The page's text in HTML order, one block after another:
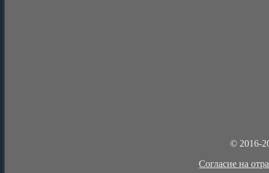
© 2016-
Cогласие на